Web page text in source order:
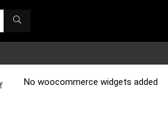
No woocommerce widgets added